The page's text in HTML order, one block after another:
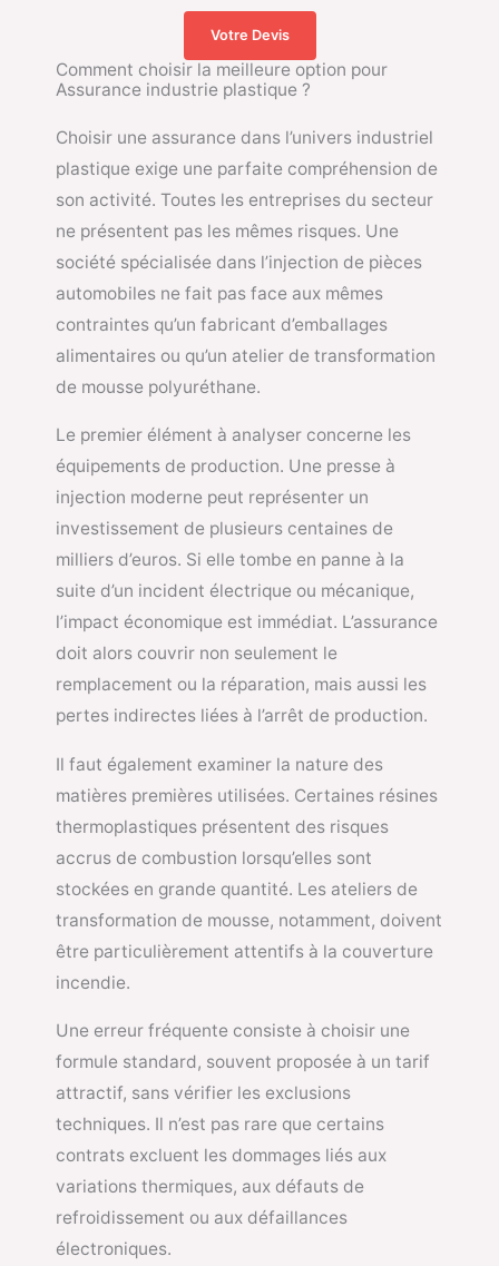
Votre Devis
Comment choisir la meilleure option pour
Assurance industrie plastique ?
Choisir une assurance dans l’univers industriel
plastique exige une parfaite compréhension de
son activité. Toutes les entreprises du secteur
ne présentent pas les mêmes risques. Une
société spécialisée dans l’injection de pièces
automobiles ne fait pas face aux mêmes
contraintes qu’un fabricant d’emballages
alimentaires ou qu’un atelier de transformation
de mousse polyuréthane.
Le premier élément à analyser concerne les
équipements de production. Une presse à
injection moderne peut représenter un
investissement de plusieurs centaines de
milliers d’euros. Si elle tombe en panne à la
suite d’un incident électrique ou mécanique,
l’impact économique est immédiat. L’assurance
doit alors couvrir non seulement le
remplacement ou la réparation, mais aussi les
pertes indirectes liées à l’arrêt de production.
Il faut également examiner la nature des
matières premières utilisées. Certaines résines
thermoplastiques présentent des risques
accrus de combustion lorsqu’elles sont
stockées en grande quantité. Les ateliers de
transformation de mousse, notamment, doivent
être particulièrement attentifs à la couverture
incendie.
Une erreur fréquente consiste à choisir une
formule standard, souvent proposée à un tarif
attractif, sans vérifier les exclusions
techniques. Il n’est pas rare que certains
contrats excluent les dommages liés aux
variations thermiques, aux défauts de
refroidissement ou aux défaillances
électroniques.